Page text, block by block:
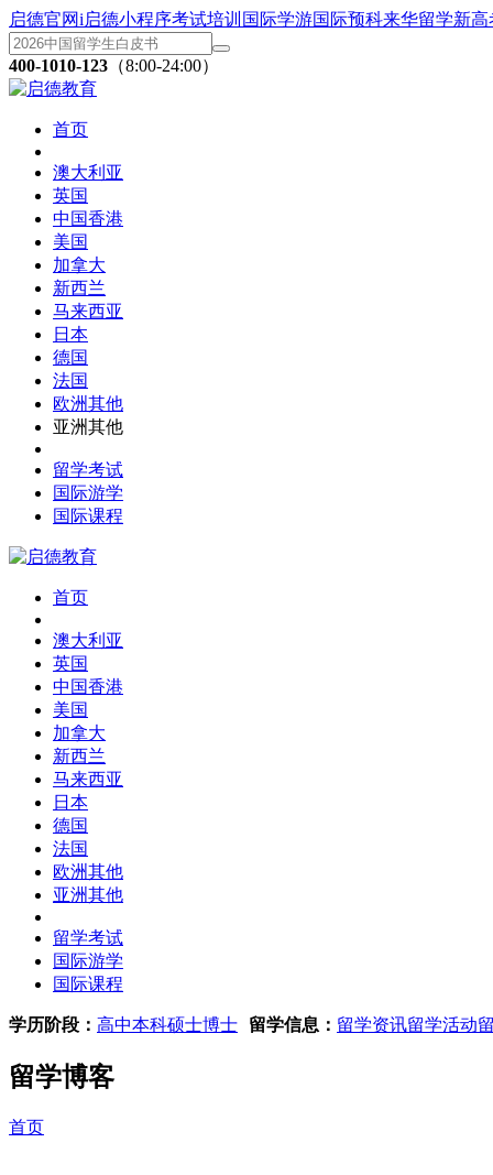
启德官网i启德小程序考试培训 国际学游国际预科来华留学新高
400-1010-123 （8:00-24:00）
首页
澳大利亚
英国
中国香港
美国
加拿大
新西兰
马来西亚
日本
德国
法国
欧洲其他
亚洲其他
留学考试
国际游学
国际课程
首页
澳大利亚
英国
中国香港
美国
加拿大
新西兰
马来西亚
日本
德国
法国
欧洲其他
亚洲其他
留学考试
国际游学
国际课程
学历阶段： 高中本科硕士博士 留学信息： 留学资讯留学活动
留学博客
首页